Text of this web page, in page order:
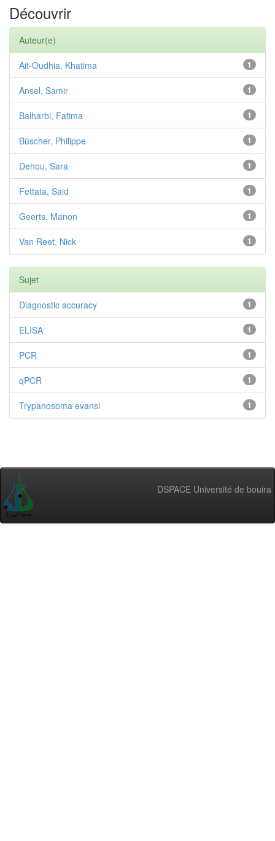
Découvrir
Auteur(e)
1
Ait-Oudhia, Khatima
1
Ansel, Samir
1
Balharbi, Fatima
1
Büscher, Philippe
1
Dehou, Sara
1
Fettata, Said
1
Geerts, Manon
1
Van Reet, Nick
Sujet
1
Diagnostic accuracy
1
ELISA
1
PCR
1
qPCR
1
Trypanosoma evansi
DSPACE Université de bouira